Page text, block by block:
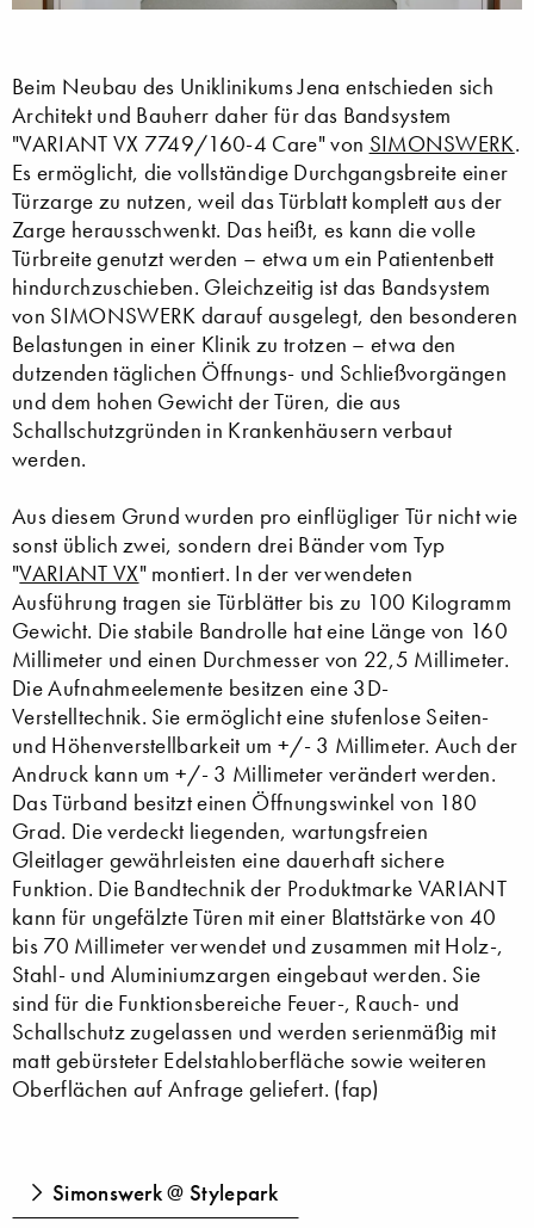
Beim Neubau des Uniklinikums Jena entschieden sich
Architekt und Bauherr daher für das Bandsystem
"VARIANT VX 7749/160-4 Care" von SIMONSWERK.
Es ermöglicht, die vollständige Durchgangsbreite einer
Türzarge zu nutzen, weil das Türblatt komplett aus der
Zarge herausschwenkt. Das heißt, es kann die volle
Türbreite genutzt werden – etwa um ein Patientenbett
hindurchzuschieben. Gleichzeitig ist das Bandsystem
von SIMONSWERK darauf ausgelegt, den besonderen
Belastungen in einer Klinik zu trotzen – etwa den
dutzenden täglichen Öffnungs- und Schließvorgängen
und dem hohen Gewicht der Türen, die aus
Schallschutzgründen in Krankenhäusern verbaut
werden.
Aus diesem Grund wurden pro einflügliger Tür nicht wie
sonst üblich zwei, sondern drei Bänder vom Typ
"VARIANT VX" montiert. In der verwendeten
Ausführung tragen sie Türblätter bis zu 100 Kilogramm
Gewicht. Die stabile Bandrolle hat eine Länge von 160
Millimeter und einen Durchmesser von 22,5 Millimeter.
Die Aufnahmeelemente besitzen eine 3D-
Verstelltechnik. Sie ermöglicht eine stufenlose Seiten-
und Höhenverstellbarkeit um +/- 3 Millimeter. Auch der
Andruck kann um +/- 3 Millimeter verändert werden.
Das Türband besitzt einen Öffnungswinkel von 180
Grad. Die verdeckt liegenden, wartungsfreien
Gleitlager gewährleisten eine dauerhaft sichere
Funktion. Die Bandtechnik der Produktmarke VARIANT
kann für ungefälzte Türen mit einer Blattstärke von 40
bis 70 Millimeter verwendet und zusammen mit Holz-,
Stahl- und Aluminiumzargen eingebaut werden. Sie
sind für die Funktionsbereiche Feuer-, Rauch- und
Schallschutz zugelassen und werden serienmäßig mit
matt gebürsteter Edelstahloberfläche sowie weiteren
Oberflächen auf Anfrage geliefert. (fap)
Simonswerk @ Stylepark